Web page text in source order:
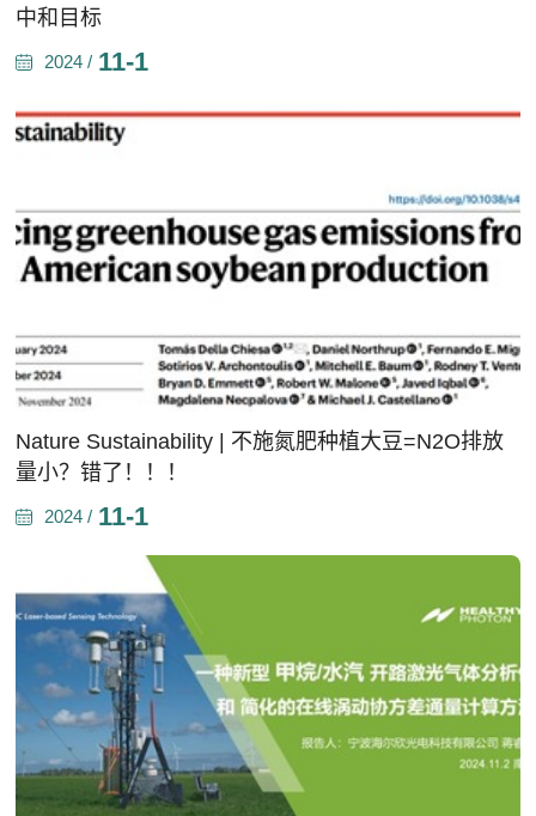
中和目标
2024 / 11-1
Nature Sustainability | 不施氮肥种植大豆=N2O排放
量小？错了！！！
2024 / 11-1